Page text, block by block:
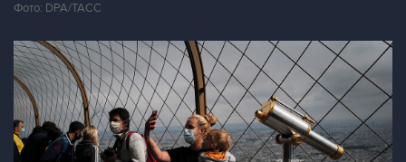
Фото: DPA/ТАСС